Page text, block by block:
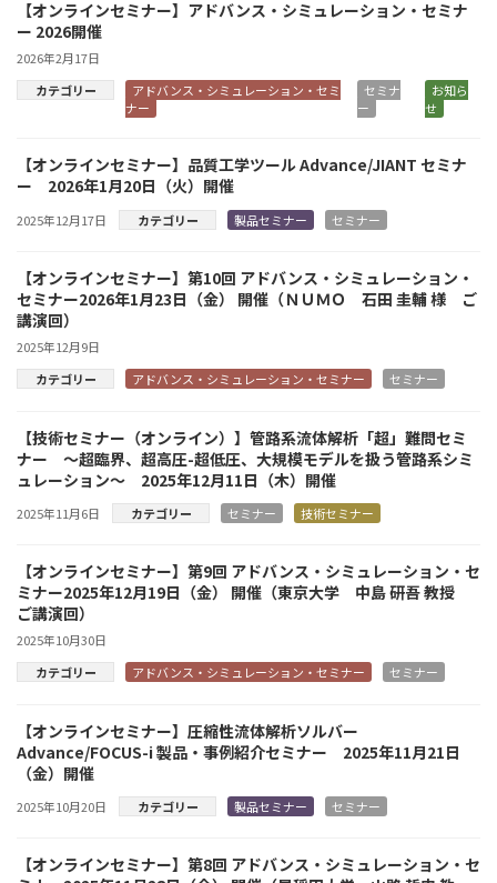
【オンラインセミナー】アドバンス・シミュレーション・セミナ
ー 2026開催
2026年2月17日
カテゴリー
アドバンス・シミュレーション・セミ
ナー
セミナ
ー
お知ら
せ
【オンラインセミナー】品質工学ツール Advance/JIANT セミナ
ー 2026年1月20日（火）開催
2025年12月17日 カテゴリー 製品セミナー セミナー
【オンラインセミナー】第10回 アドバンス・シミュレーション・
セミナー2026年1月23日（金） 開催（ＮＵＭＯ 石田 圭輔 様 ご
講演回）
2025年12月9日
カテゴリー
アドバンス・シミュレーション・セミナー セミナー
【技術セミナー（オンライン）】管路系流体解析「超」難問セミ
ナー ～超臨界、超高圧-超低圧、大規模モデルを扱う管路系シミ
ュレーション～ 2025年12月11日（木）開催
2025年11月6日 カテゴリー セミナー 技術セミナー
【オンラインセミナー】第9回 アドバンス・シミュレーション・セ
ミナー2025年12月19日（金） 開催（東京大学 中島 研吾 教授
ご講演回）
2025年10月30日
カテゴリー
アドバンス・シミュレーション・セミナー セミナー
【オンラインセミナー】圧縮性流体解析ソルバー
Advance/FOCUS-i 製品・事例紹介セミナー 2025年11月21日
（金）開催
2025年10月20日 カテゴリー 製品セミナー セミナー
【オンラインセミナー】第8回 アドバンス・シミュレーション・セ